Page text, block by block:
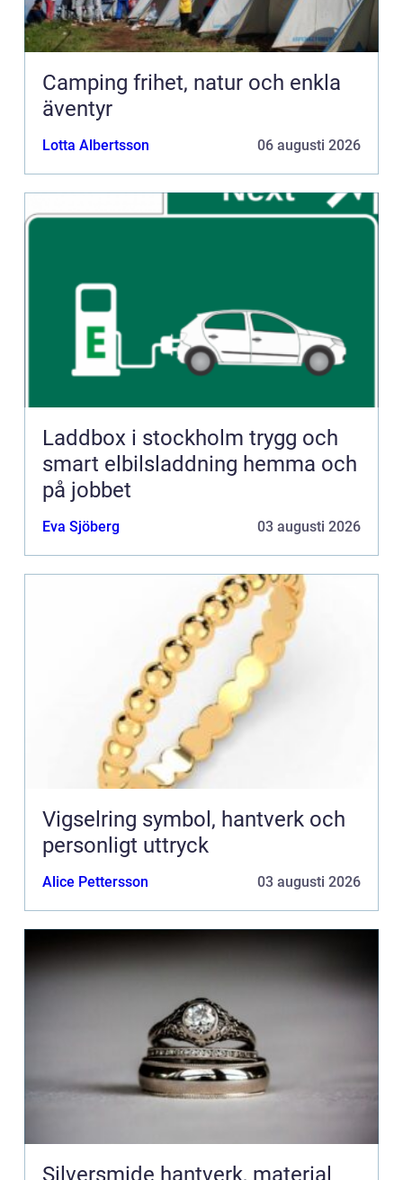
Camping frihet, natur och enkla
äventyr
Lotta Albertsson 06 augusti 2026
Laddbox i stockholm trygg och
smart elbilsladdning hemma och
på jobbet
Eva Sjöberg 03 augusti 2026
Vigselring symbol, hantverk och
personligt uttryck
Alice Pettersson 03 augusti 2026
Silversmide hantverk, material